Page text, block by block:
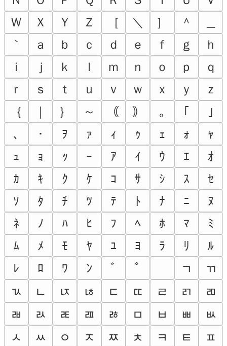
Ｗ
Ｘ Ｙ Ｚ ［ ＼ ］ ＾
｀
ａ ｂ ｃ ｄ ｅ ｆ ｇ
ｈ
ｉ
ｊ ｋ ｌ ｍ ｎ ｏ ｐ
ｑ
ｒ
ｓ ｔ ｕ ｖ ｗ ｘ ｙ
ｚ
｛
｜ ｝ ～ ｟ ｠ ｡ ｢
｣
､
･ ｦ ｧ ｨ ｩ ｪ ｫ
ｬ
ｭ
ｮ ｯ ｰ ｱ ｲ ｳ ｴ
ｵ
ｶ
ｷ ｸ ｹ ｺ ｻ ｼ ｽ
ｾ
ｿ
ﾀ ﾁ ﾂ ﾃ ﾄ ﾅ ﾆ
ﾇ
ﾈ
ﾉ ﾊ ﾋ ﾌ ﾍ ﾎ ﾏ
ﾐ
ﾑ
ﾒ ﾓ ﾔ ﾕ ﾖ ﾗ ﾘ
ﾙ
ﾚ
ﾛ ﾜ ﾝ ﾞ ﾟ ﾡ
ﾢ
ﾣ
ﾤ ﾥ ﾦ ﾧ ﾨ ﾩ ﾪ
ﾫ
ﾬ
ﾭ ﾮ ﾯ ﾰ ﾱ ﾲ ﾳ
ﾴ
ﾵ
ﾶ ﾷ ﾸ ﾹ ﾺ ﾻ ﾼ
ﾽ